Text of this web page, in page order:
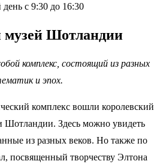
с 9:30 до 16:30
Шотландии
комплекс, состоящий из разных
и эпох.
комплекс вошли королевский
Шотландии. Здесь можно увидеть
из разных веков. Но также по
посвященный творчеству Элтона